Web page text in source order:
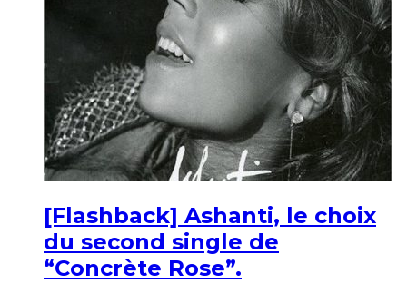
[Flashback] Ashanti, le choix
du second single de
“Concrète Rose”.